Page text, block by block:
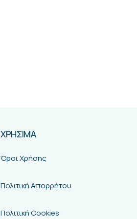
Πολιτική Απορρήτου
Πολιτική Cookies
Τρόποι Αποστολής